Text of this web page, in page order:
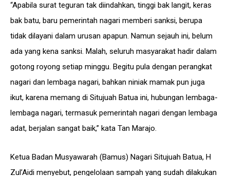
“Apabila surat teguran tak diindahkan, tinggi bak langit, keras
bak batu, baru pemerintah nagari memberi sanksi, berupa
tidak dilayani dalam urusan apapun. Namun sejauh ini, belum
ada yang kena sanksi. Malah, seluruh masyarakat hadir dalam
gotong royong setiap minggu. Begitu pula dengan perangkat
nagari dan lembaga nagari, bahkan niniak mamak pun juga
ikut, karena memang di Situjuah Batua ini, hubungan lembaga-
lembaga nagari, termasuk pemerintah nagari dengan lembaga
adat, berjalan sangat baik,” kata Tan Marajo.
Ketua Badan Musyawarah (Bamus) Nagari Situjuah Batua, H
Zul’Aidi menyebut, pengelolaan sampah yang sudah dilakukan